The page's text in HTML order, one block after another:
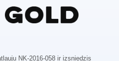
NK-2016-058 ir izsniedzis